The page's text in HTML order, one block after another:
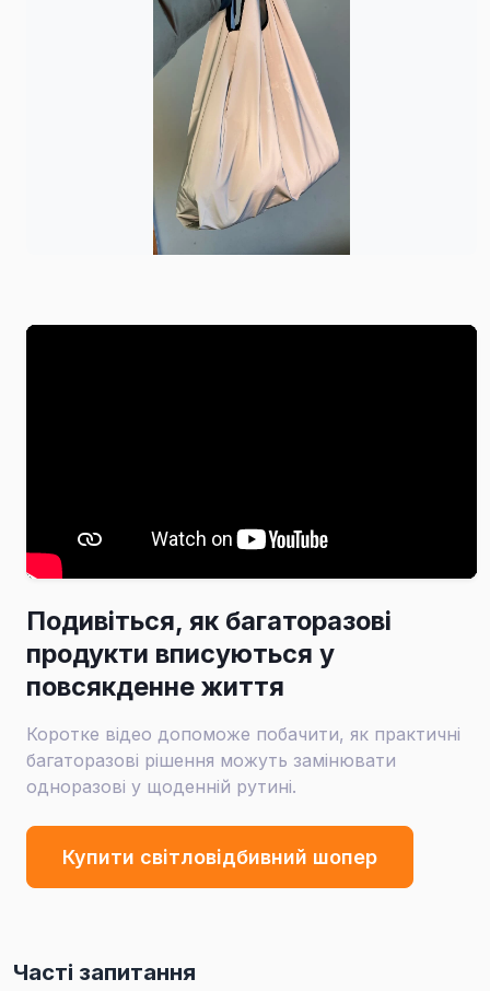
Подивіться, як багаторазові
продукти вписуються у
повсякденне життя
Коротке відео допоможе побачити, як практичні
багаторазові рішення можуть замінювати
одноразові у щоденній рутині.
Купити світловідбивний шопер
Часті запитання